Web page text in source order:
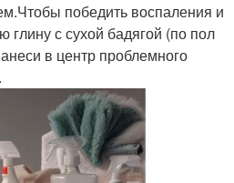
победить воспаления и
глину с сухой бадягой (по пол
в центр проблемного